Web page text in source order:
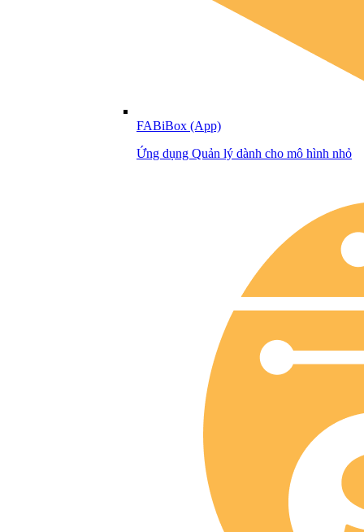
FABiBox (App)
Ứng dụng Quản lý dành cho mô hình nhỏ